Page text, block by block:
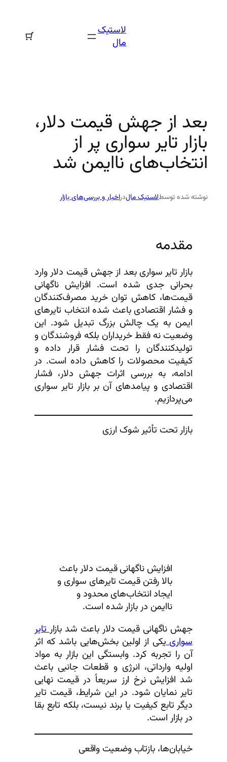
لاستیک
مال
بعد از جهش قیمت دلار،
بازار تایر سواری پر از
انتخاب‌های ناایمن شد
نوشته شده توسطلاستیک مالدراخبار و بررسی‌های بازار
مقدمه
بازار تایر سواری بعد از جهش قیمت دلار وارد
بحرانی جدی شده است. افزایش ناگهانی
قیمت‌ها، کاهش توان خرید مصرف‌کنندگان
و فشار اقتصادی باعث شده انتخاب تایرهای
ایمن به یک چالش بزرگ تبدیل شود. این
وضعیت نه فقط خریداران بلکه فروشندگان و
تولیدکنندگان را تحت فشار قرار داده و
کیفیت محصولات را کاهش داده است. در
ادامه، به بررسی اثرات جهش دلار، فشار
اقتصادی و پیامدهای آن بر بازار تایر سواری
می‌پردازیم.
بازار تحت تأثیر شوک ارزی
افزایش ناگهانی قیمت دلار باعث
بالا رفتن قیمت تایرهای سواری و
ایجاد انتخاب‌های محدود و
ناایمن در بازار شده است.
جهش ناگهانی قیمت دلار باعث شد بازارتایر
سوارییکی از اولین بخش‌هایی باشد که اثر
آن را تجربه کرد. وابستگی این بازار به مواد
اولیه وارداتی، انرژی و قطعات جانبی باعث
شد افزایش نرخ ارز سریعاً در قیمت نهایی
تایر نمایان شود. در این شرایط، قیمت تایر
دیگر تابع کیفیت یا برند نیست، بلکه تابع بقا
در بازار است.
خیابان‌ها، بازتاب وضعیت واقعی